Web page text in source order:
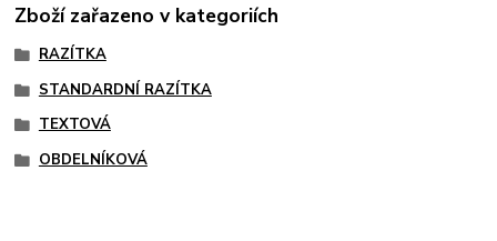
Zboží zařazeno v kategoriích
RAZÍTKA
STANDARDNÍ RAZÍTKA
TEXTOVÁ
OBDELNÍKOVÁ